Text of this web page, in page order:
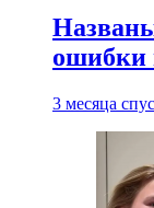
ошибки
3 месяца